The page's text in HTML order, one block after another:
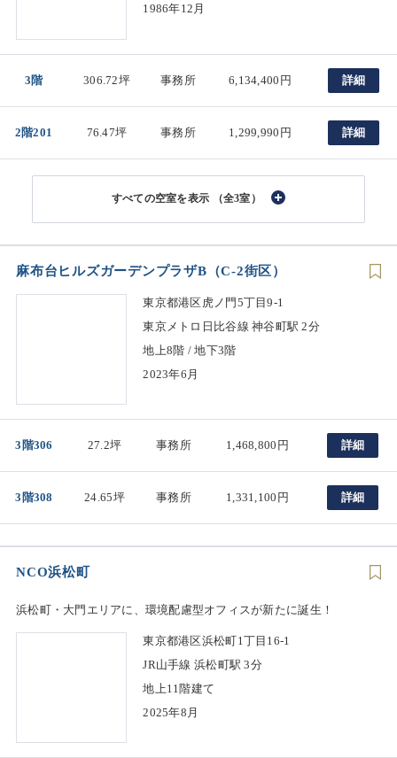
1986年12月
3階 306.72坪 事務所 6,134,400円 詳細
2階201 76.47坪 事務所 1,299,990円 詳細
（全3室）
麻布台ヒルズガーデンプラザB（C-2街区）
東京都港区虎ノ門5丁目9-1
東京メトロ日比谷線 神谷町駅 2分
地上8階 / 地下3階
2023年6月
3階306 27.2坪 事務所 1,468,800円 詳細
3階308 24.65坪 事務所 1,331,100円 詳細
NCO浜松町
浜松町・大門エリアに、環境配慮型オフィスが新たに誕生！
東京都港区浜松町1丁目16-1
JR山手線 浜松町駅 3分
地上11階建て
2025年8月